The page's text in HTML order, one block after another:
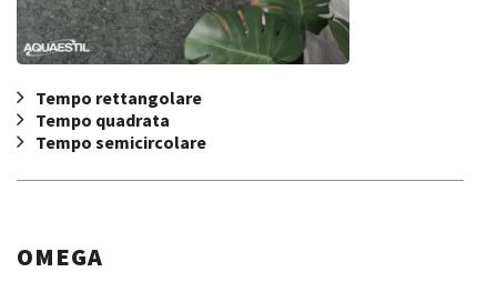
Tempo rettangolare
Tempo quadrata
Tempo semicircolare
OMEGA